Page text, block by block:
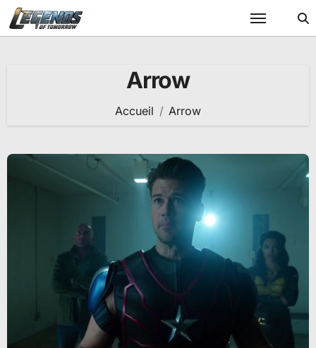
Passer
au
contenu
Arrow
Accueil Arrow